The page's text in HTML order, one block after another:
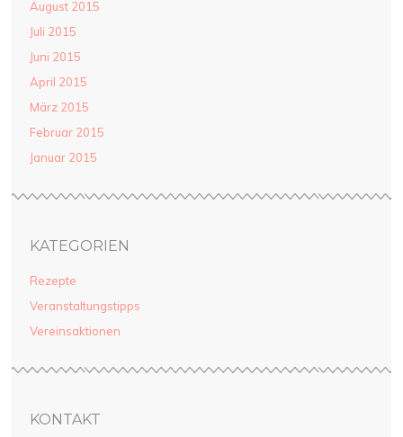
August 2015
Juli 2015
Juni 2015
April 2015
März 2015
Februar 2015
Januar 2015
KATEGORIEN
Rezepte
Veranstaltungstipps
Vereinsaktionen
KONTAKT